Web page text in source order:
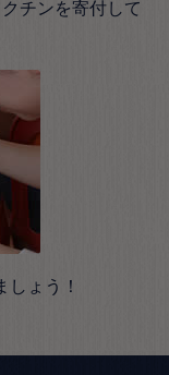
チンを寄付して
ょう！